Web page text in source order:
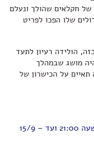
של חקלאים שהולך ונעלם
שלו הפכו לפריט
הולידה רעיון לתעד
מושג שבמהלך
על הכישרון של
זמין לצפייה בתאריכים 5/9 משעה 21:00 ועד – 15/9